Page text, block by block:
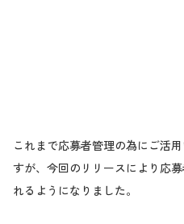
これまで応募者管理の為にご活
すが、今回のリリースにより応
れるようになりました。